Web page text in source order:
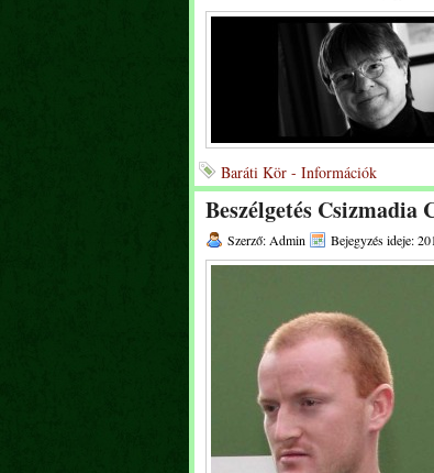
Baráti Kör - Információk
Beszélgetés Csizmadia
Szerző: Admin Bejegyzés ideje: